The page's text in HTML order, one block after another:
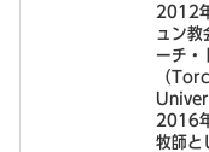
2012
ュン教
ーチ・
（
2016
牧師と